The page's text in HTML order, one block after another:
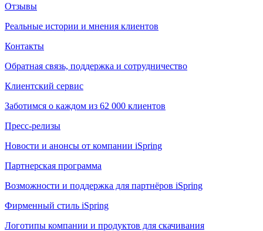
Отзывы
Реальные истории и мнения клиентов
Контакты
Обратная связь, поддержка и сотрудничество
Клиентский сервис
Заботимся о каждом из 62 000 клиентов
Пресс-релизы
Новости и анонсы от компании iSpring
Партнерская программа
Возможности и поддержка для партнёров iSpring
Фирменный стиль iSpring
Логотипы компании и продуктов для скачивания